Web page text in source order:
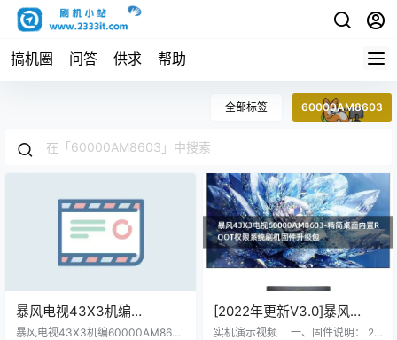
搞机圈 问答 供求 帮助
全部标签 60000AM8603
暴风电视43X3机编
60000AM8603主程序
暴风电视43X3机编60000AM860
[2022年更新V3.0]暴风
43X3电视60000AM8603-
实机演示视频 一、固件说明： 20